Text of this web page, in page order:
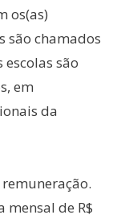
os(as)
são chamados
são
em
da
mensal de R$